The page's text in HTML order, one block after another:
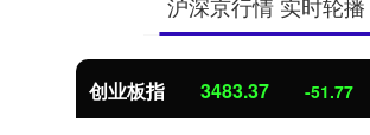
创业板指 3483.37 -51.77